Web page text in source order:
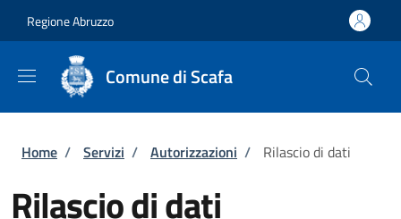
Regione Abruzzo
Comune di Scafa
Briciole di pane
Home / Servizi / Autorizzazioni / Rilascio di dati
Rilascio di dati